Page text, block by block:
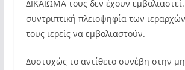
ΔΙΚΑΙΩΜΑ τους δεν έχουν
συντριπτική πλειοψηφία των
τους ιερείς να εμβολιαστούν.
Δυστυχώς το αντίθετο συνέβη στην